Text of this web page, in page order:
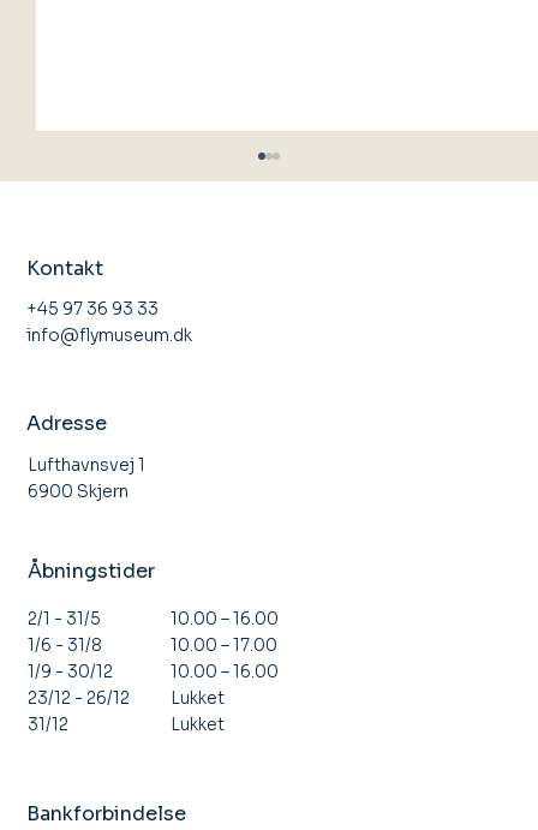
Bankforbindelse
Åbningstider
2/1 - 31/5
1/6 - 31/8
1/9 - 30/12
23/12 - 26/12
31/12
10.00 – 16.00
10.00 – 17.00
10.00 – 16.00
Lukket
Lukket
Adresse
Lufthavnsvej 1
6900 Skjern
Kontakt
+45 97 36 93 33
info@flymuseum.dk